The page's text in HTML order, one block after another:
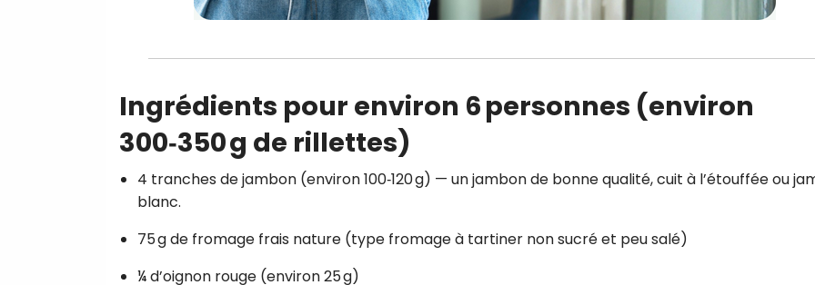
Ingrédients pour environ 6 personnes (environ
300‑350 g de rillettes)
4 tranches de jambon (environ 100‑120 g) — un jambon de bonne qualité, cuit à l’étouffée ou
blanc.
75 g de fromage frais nature (type fromage à tartiner non sucré et peu salé)
¼ d’oignon rouge (environ 25 g)
désabonnement intégré dans la newsletter. Pour en
exercer vos droits, prenez connaissance de notre
Confidentialité.